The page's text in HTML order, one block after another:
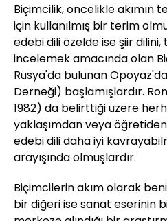
Biçimcilik, öncelikle akımın
için kullanılmış bir terim
edebi dili özelde ise şiir dilini,
incelemek amacında olan
Rusya'da bulunan
Derneği) başlamışlardır.
1982) da belirttiği üzere
yaklaşımdan veya
edebi dili daha iyi
arayışında olmuşlardır.
Biçimcilerin akım olarak
bir diğeri ise sanat eserinin